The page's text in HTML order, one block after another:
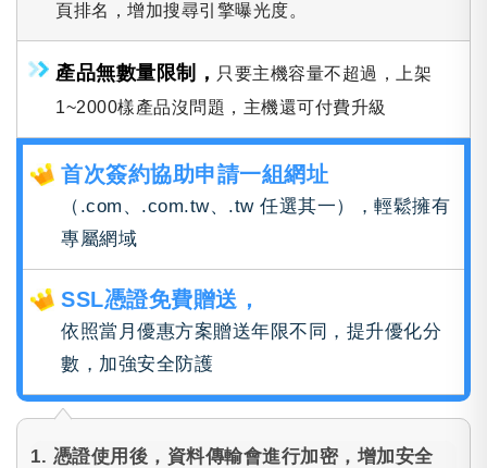
頁排名，增加搜尋引擎曝光度。
產品無數量限制， 只要主機容量不超過，上架
1~2000樣產品沒問題，主機還可付費升級
首次簽約協助申請一組網址
（.com、.com.tw、.tw 任選其一），輕鬆擁有
專屬網域
SSL憑證免費贈送，
依照當月優惠方案贈送年限不同，提升優化分
數，加強安全防護
1. 憑證使用後，資料傳輸會進行加密，增加安全